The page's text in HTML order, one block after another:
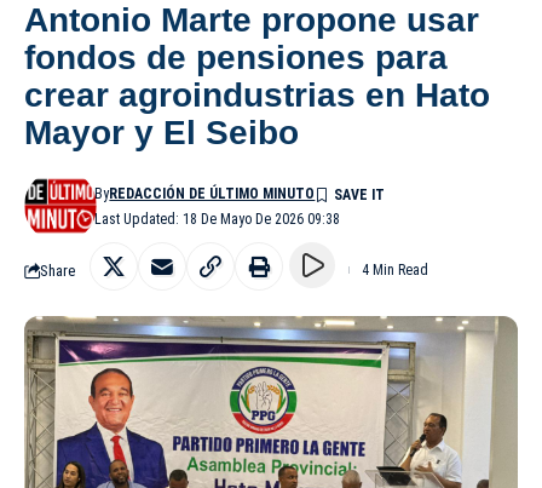
Antonio Marte propone usar
fondos de pensiones para
crear agroindustrias en Hato
Mayor y El Seibo
Last Updated: 18 De Mayo De 2026 09:38
ByREDACCIÓN DE ÚLTIMO MINUTO
Share 4 Min Read